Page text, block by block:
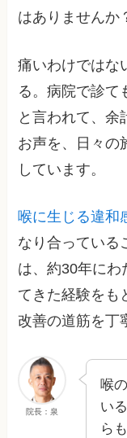
はありませんか
痛いわけではな
る。病院で診て
と言われて、余
お声を、日々の
しています。
喉に生じる違和
なり合っている
は、約30年にわ
てきた経験をも
改善の道筋を丁
院長：泉
喉
い
ら